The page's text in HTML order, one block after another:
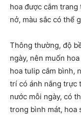
hoa được cắm
nở, màu sắc có thể
Thông thường, độ
ngày, nên muốn
hoa tulip cắm bình,
trí có ánh nắng trực
nước mỗi ngày, có
trong bình mát, hoa